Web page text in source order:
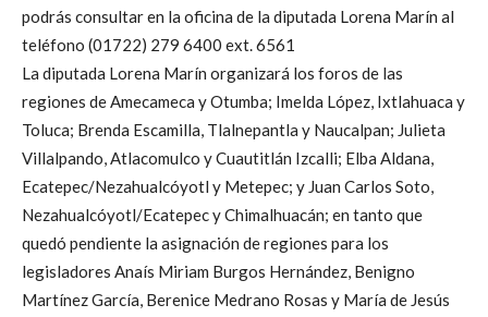
podrás consultar en la oficina de la diputada Lorena Marín al
teléfono (01722) 279 6400 ext. 6561
La diputada Lorena Marín organizará los foros de las
regiones de Amecameca y Otumba; Imelda López, Ixtlahuaca y
Toluca; Brenda Escamilla, Tlalnepantla y Naucalpan; Julieta
Villalpando, Atlacomulco y Cuautitlán Izcalli; Elba Aldana,
Ecatepec/Nezahualcóyotl y Metepec; y Juan Carlos Soto,
Nezahualcóyotl/Ecatepec y Chimalhuacán; en tanto que
quedó pendiente la asignación de regiones para los
legisladores Anaís Miriam Burgos Hernández, Benigno
Martínez García, Berenice Medrano Rosas y María de Jesús